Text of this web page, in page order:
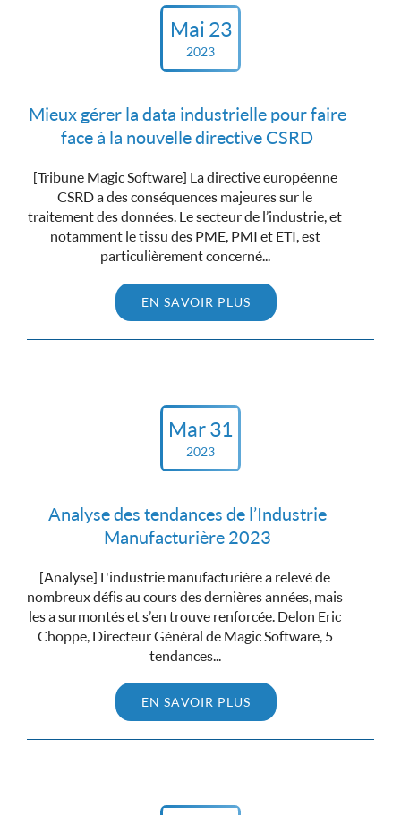
Mai 23
2023
Mieux gérer la data industrielle pour faire
face à la nouvelle directive CSRD
[Tribune Magic Software] La directive européenne
CSRD a des conséquences majeures sur le
traitement des données. Le secteur de l’industrie, et
notamment le tissu des PME, PMI et ETI, est
particulièrement concerné...
EN SAVOIR PLUS
Mar 31
2023
Analyse des tendances de l’Industrie
Manufacturière 2023
[Analyse] L'industrie manufacturière a relevé de
nombreux défis au cours des dernières années, mais
les a surmontés et s’en trouve renforcée. Delon Eric
Choppe, Directeur Général de Magic Software, 5
tendances...
EN SAVOIR PLUS